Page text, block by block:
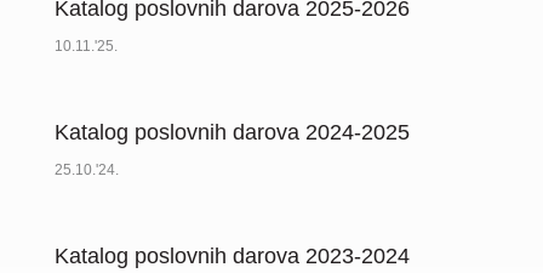
Katalog poslovnih darova 2025-2026
10.11.'25.
Katalog poslovnih darova 2024-2025
25.10.'24.
Katalog poslovnih darova 2023-2024